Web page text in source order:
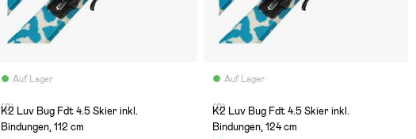
Auf Lager
(0)
K2 Luv Bug Fdt 4.5 Skier inkl.
Bindungen, 112 cm
Auf Lager
(0)
K2 Luv Bug Fdt 4.5 Skier inkl.
Bindungen, 124 cm